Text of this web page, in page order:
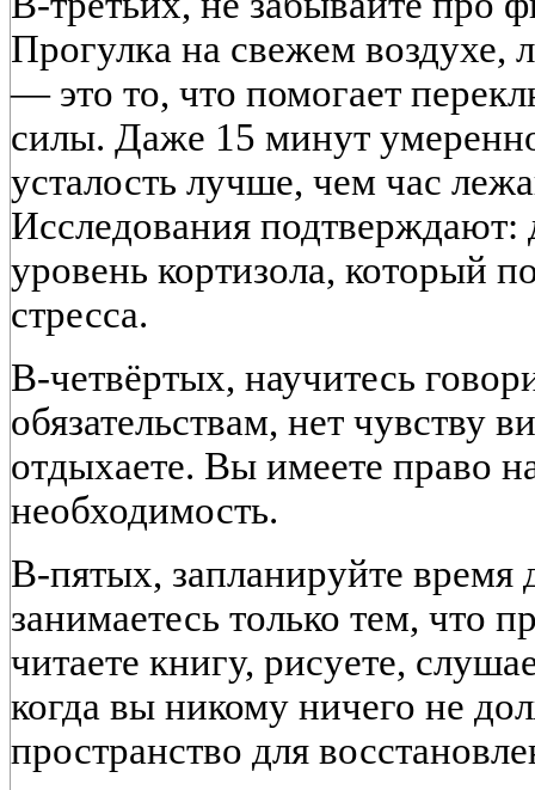
Прогулка на свежем воздухе,
— это то, что помогает
силы. Даже 15 минут
усталость лучше, чем час
Исследования
уровень кортизола, который
стресса.
В-четвёртых, научитесь
обязательствам, нет чувству
отдыхаете. Вы имеете право
необходимость.
В-пятых, запланируйте время
занимаетесь только тем, что
читаете книгу, рисуете,
когда вы никому ничего не
пространство для